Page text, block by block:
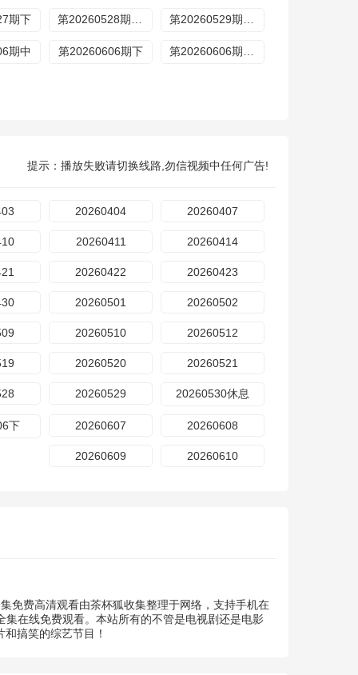
期下
期中 第20260606期下
提示：播放失败请切换线路,勿信视频中任何广告!
20260404 20260407
20260411 20260414
20260422 20260423
20260501 20260502
20260510 20260512
20260520 20260521
20260529 20260530休息
下 20260607 20260608
20260609 20260610
免费高清观看由茶杯狐收集整理于网络，支持手机在
在线免费观看。本站所有的不管是电视剧还是电影
搞笑的综艺节目！